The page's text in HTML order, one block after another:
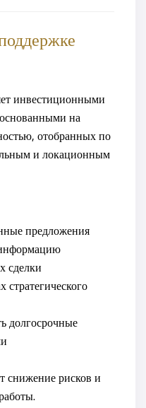
инвестиционными
на
отобранных по
и локационным
предложения
сделки
стратегического
долгосрочные
снижение рисков и